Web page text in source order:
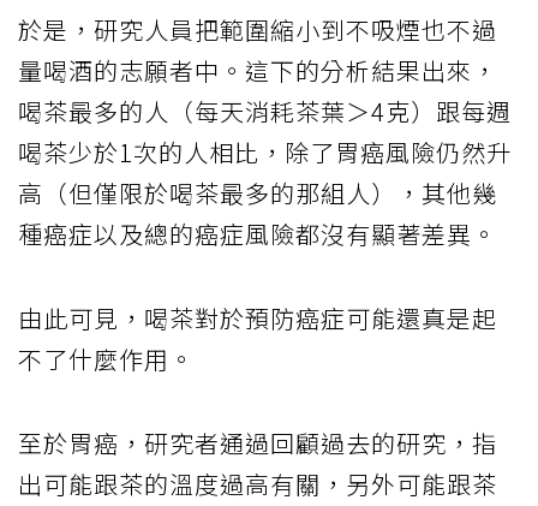
於是，研究人員把範圍縮小到不吸煙也不過
量喝酒的志願者中。這下的分析結果出來，
喝茶最多的人（每天消耗茶葉＞4克）跟每週
喝茶少於1次的人相比，除了胃癌風險仍然升
高（但僅限於喝茶最多的那組人），其他幾
種癌症以及總的癌症風險都沒有顯著差異。
由此可見，喝茶對於預防癌症可能還真是起
不了什麼作用。
至於胃癌，研究者通過回顧過去的研究，指
出可能跟茶的溫度過高有關，另外可能跟茶